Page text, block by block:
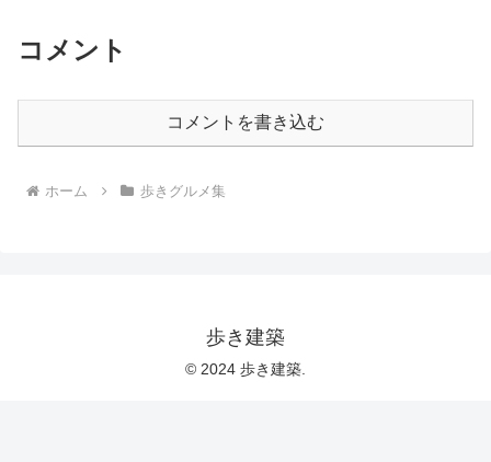
コメント
コメントを書き込む
ホーム 歩きグルメ集
歩き建築
© 2024 歩き建築.